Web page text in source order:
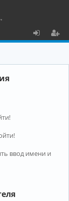
о
и
ввод имени и